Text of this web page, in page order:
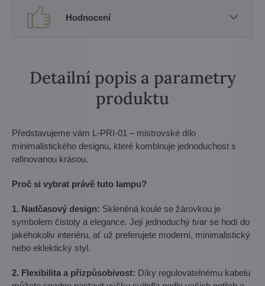
Hodnocení
Detailní popis a parametry
produktu
Představujeme vám L-PRI-01 – mistrovské dílo
minimalistického designu, které kombinuje jednoduchost s
rafinovanou krásou.
Proč si vybrat právě tuto lampu?
1. Nadčasový design: Skleněná koule se žárovkou je
symbolem čistoty a elegance. Její jednoduchý tvar se hodí do
jakéhokoliv interiéru, ať už preferujete moderní, minimalistický
nebo eklektický styl.
2. Flexibilita a přizpůsobivost: Díky regulovatelnému kabelu